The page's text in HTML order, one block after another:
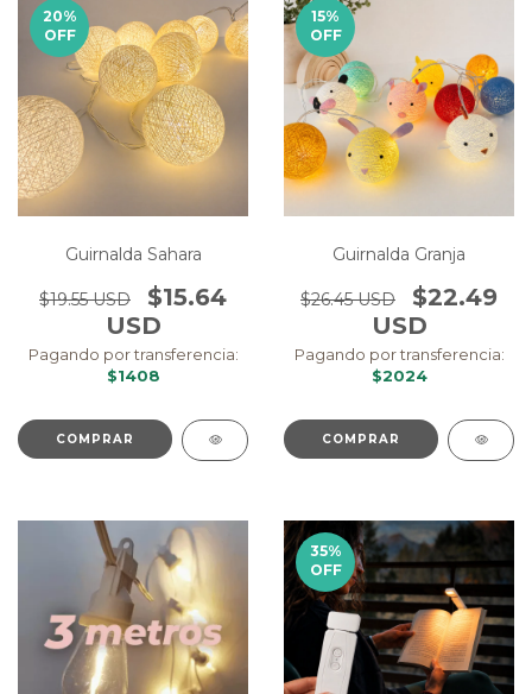
20%
OFF
Guirnalda Sahara
$19.55 USD
$15.64
USD
Pagando por transferencia:
$1408
COMPRAR
15%
OFF
Guirnalda Granja
$26.45 USD
$22.49
USD
Pagando por transferencia:
$2024
COMPRAR
35%
OFF